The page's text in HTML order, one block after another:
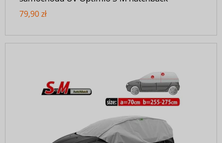
79,90 zł